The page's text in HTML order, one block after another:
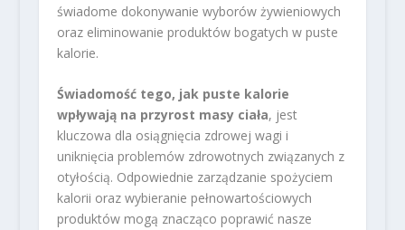
świadome dokonywanie wyborów żywieniowych
oraz eliminowanie produktów bogatych w puste
kalorie.
Świadomość tego, jak puste kalorie
wpływają na przyrost masy ciała, jest
kluczowa dla osiągnięcia zdrowej wagi i
uniknięcia problemów zdrowotnych związanych z
otyłością. Odpowiednie zarządzanie spożyciem
kalorii oraz wybieranie pełnowartościowych
produktów mogą znacząco poprawić nasze